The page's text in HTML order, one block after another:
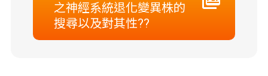
之神經系統退化變異株的
搜尋以及對其性??